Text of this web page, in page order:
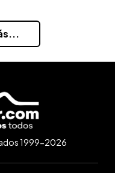
1999-2026